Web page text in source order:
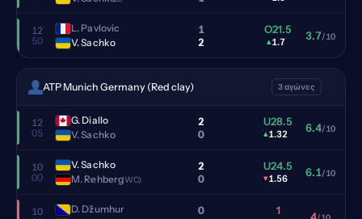
12
50
L. Pavlovic
V. Sachko
1
2
O21.5
▴1.7 3.7/10
ATP Munich Germany (Red clay) 3 αγώνες
12
05
G. Diallo
V. Sachko
2
0
U28.5
▴1.32 6.4/10
10
00
V. Sachko
M. Rehberg(WC)
2
0
U24.5
▾1.56 6.1/10
10
D. Džumhur
0
1